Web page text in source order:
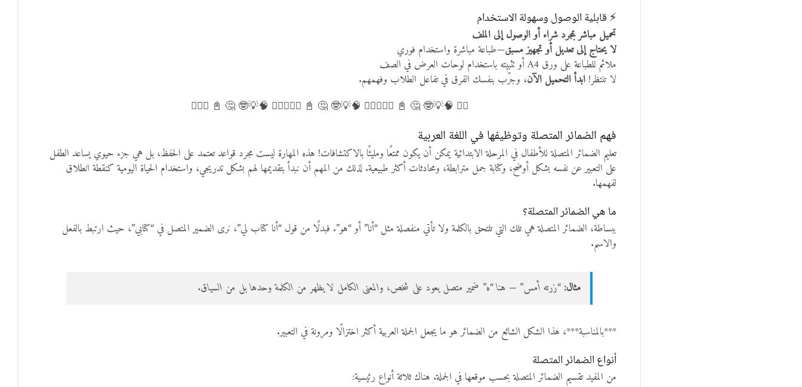
⚡ قابلية الوصول وسهولة الاستخدام
تحميل مباشر بمجرد شراء أو الوصول إلى الملف
لا يحتاج إلى تعديل أو تجهيز مسبق—طباعة مباشرة واستخدام فوري
ملائم للطباعة على ورق A4 أو تثبيته باستخدام لوحات العرض في الصف
لا تنتظر! ابدأ التحميل الآن، وجرّب بنفسك الفرق في تفاعل الطلاب وفهمهم.
✍🏻 🧠💡🤓 🤔 📓 ✍🏻💡✍🏻 🧠💡🤓 🤔 📓 ✍🏻💡✍🏻 🧠💡🤓 🤔 📓 ✍🏻💡
فهم الضمائر المتصلة وتوظيفها في اللغة العربية
تعليم الضمائر المتصلة للأطفال في المرحلة الابتدائية يمكن أن يكون ممتعًا ومليئًا بالاكتشافات! هذه المهارة ليست مجرد قواعد تعتمد على الحفظ، بل هي جزء حيوي يساعد الطفل
على التعبير عن نفسه بشكل أوضح، وكتابة جمل مترابطة، ومحادثات أكثر طبيعية. لذلك من المهم أن نبدأ بتقديمها لهم بشكل تدريجي، واستخدام الحياة اليومية كنقطة انطلاق
لفهمها.
ما هي الضمائر المتصلة؟
ببساطة، الضمائر المتصلة هي تلك التي تلتحق بالكلمة ولا تأتي منفصلة مثل “أنا” أو “هو”. فبدلًا من قول “أنا كتاب لي”، نرى الضمير المتصل في “كتابي”، حيث ارتبط بالفعل
والاسم.
مثال: “زرته أمس” — هنا “ه” ضمير متصل يعود على شخص، والمعنى الكامل لا يظهر من الكلمة وحدها بل من السياق.
***بالمناسبة***، هذا الشكل الشائع من الضمائر هو ما يجعل الجملة العربية أكثر اختزالًا ومرونة في التعبير.
أنواع الضمائر المتصلة
من المفيد تقسيم الضمائر المتصلة بحسب موقعها في الجملة. هناك ثلاثة أنواع رئيسية: